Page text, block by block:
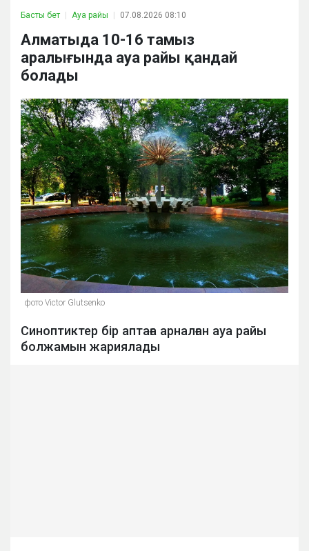
Басты бет Ауа райы 07.08.2026 08:10
Алматыда 10-16 тамыз
аралығында ауа райы қандай
болады
фото Victor Glutsenko
Синоптиктер бір аптаға арналған ауа райы
болжамын жариялады